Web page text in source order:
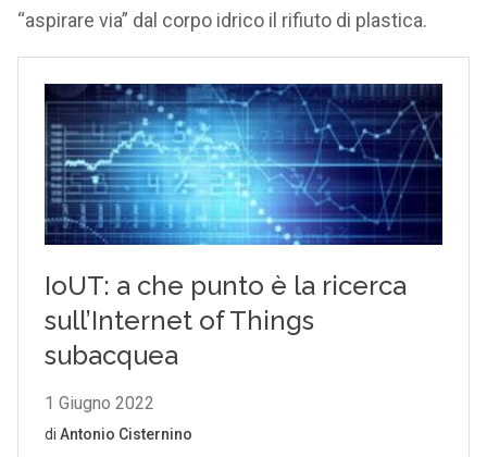
“aspirare via” dal corpo idrico il rifiuto di plastica.